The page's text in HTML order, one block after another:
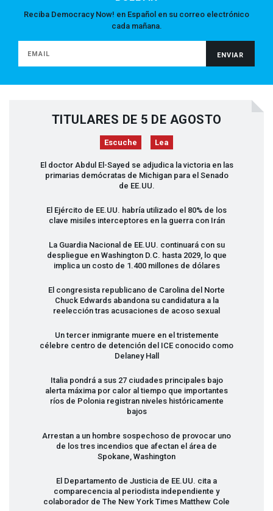
Reciba Democracy Now! en Español en su correo electrónico
cada mañana.
TITULARES DE 5 DE AGOSTO
Escuche Lea
El doctor Abdul El-Sayed se adjudica la victoria en las
primarias demócratas de Michigan para el Senado
de EE.UU.
El Ejército de EE.UU. habría utilizado el 80% de los
clave misiles interceptores en la guerra con Irán
La Guardia Nacional de EE.UU. continuará con su
despliegue en Washington D.C. hasta 2029, lo que
implica un costo de 1.400 millones de dólares
El congresista republicano de Carolina del Norte
Chuck Edwards abandona su candidatura a la
reelección tras acusaciones de acoso sexual
Un tercer inmigrante muere en el tristemente
célebre centro de detención del ICE conocido como
Delaney Hall
Italia pondrá a sus 27 ciudades principales bajo
alerta máxima por calor al tiempo que importantes
ríos de Polonia registran niveles históricamente
bajos
Arrestan a un hombre sospechoso de provocar uno
de los tres incendios que afectan el área de
Spokane, Washington
El Departamento de Justicia de EE.UU. cita a
comparecencia al periodista independiente y
colaborador de The New York Times Matthew Cole